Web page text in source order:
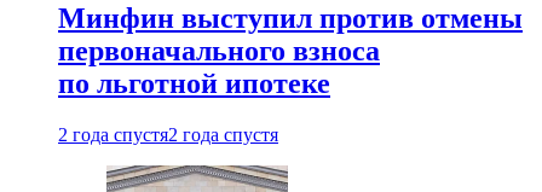
Минфин выступил против отмены
первоначального взноса
по льготной ипотеке
2 года спустя2 года спустя